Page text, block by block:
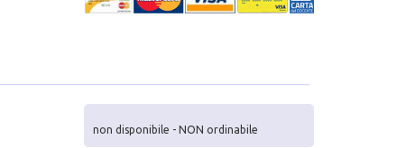
non disponibile - NON ordinabile